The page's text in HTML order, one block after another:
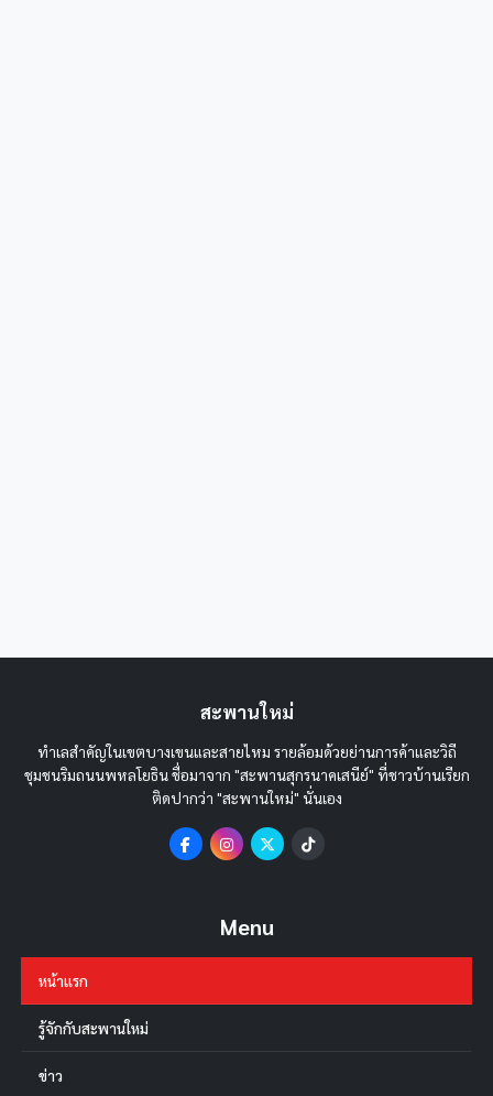
สะพานใหม่
ทำเลสำคัญในเขตบางเขนและสายไหม รายล้อมด้วยย่านการค้าและวิถี
ชุมชนริมถนนพหลโยธิน ชื่อมาจาก "สะพานสุกรนาคเสนีย์" ที่ชาวบ้านเรียก
ติดปากว่า "สะพานใหม่" นั่นเอง
Menu
หน้าแรก
รู้จักกับสะพานใหม่
ข่าว